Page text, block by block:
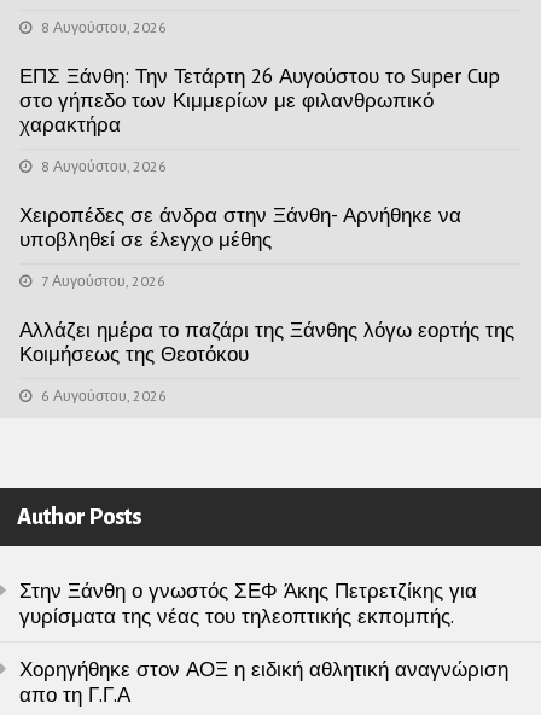
8 Αυγούστου, 2026
ΕΠΣ Ξάνθη: Την Τετάρτη 26 Αυγούστου το Super Cup
στο γήπεδο των Κιμμερίων με φιλανθρωπικό
χαρακτήρα
8 Αυγούστου, 2026
Χειροπέδες σε άνδρα στην Ξάνθη- Αρνήθηκε να
υποβληθεί σε έλεγχο μέθης
7 Αυγούστου, 2026
Αλλάζει ημέρα το παζάρι της Ξάνθης λόγω εορτής της
Κοιμήσεως της Θεοτόκου
6 Αυγούστου, 2026
Author Posts
Στην Ξάνθη ο γνωστός ΣΕΦ Άκης Πετρετζίκης για
γυρίσματα της νέας του τηλεοπτικής εκπομπής.
Χορηγήθηκε στον ΑΟΞ η ειδική αθλητική αναγνώριση
απο τη Γ.Γ.Α